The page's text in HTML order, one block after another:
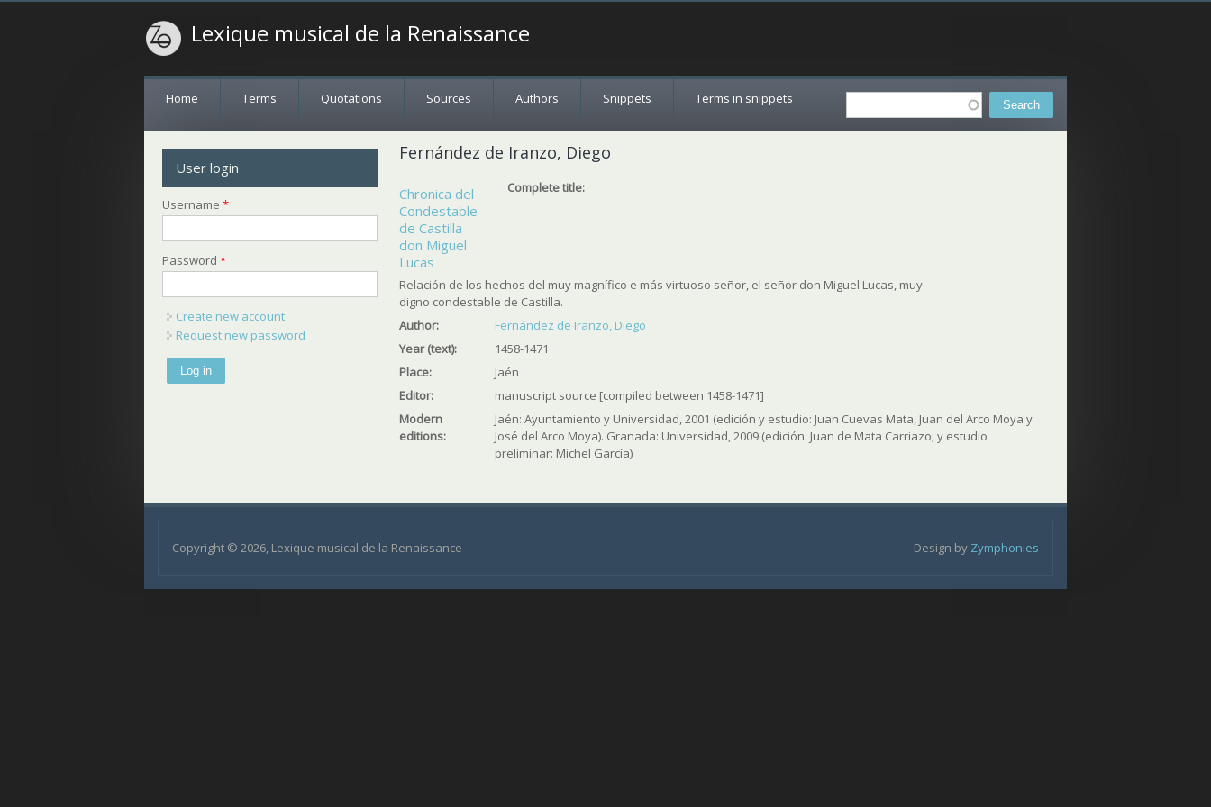
Lexique musical de la Renaissance
Search
Home Terms Quotations Sources Authors Snippets Terms in snippets
Fernández de Iranzo, Diego
Chronica del
Condestable
de Castilla
don Miguel
Lucas
Complete title:
Relación de los hechos del muy magnífico e más virtuoso señor, el señor don Miguel Lucas, muy
digno condestable de Castilla.
Author:
Fernández de Iranzo, Diego
Year (text):
1458-1471
Place:
Jaén
Editor:
manuscript source [compiled between 1458-1471]
Modern
editions:
Jaén: Ayuntamiento y Universidad, 2001 (edición y estudio: Juan Cuevas Mata, Juan del Arco Moya y
José del Arco Moya). Granada: Universidad, 2009 (edición: Juan de Mata Carriazo; y estudio
preliminar: Michel García)
User login
Username *
Password *
Create new account
Request new password
Copyright © 2026, Lexique musical de la Renaissance Design by Zymphonies